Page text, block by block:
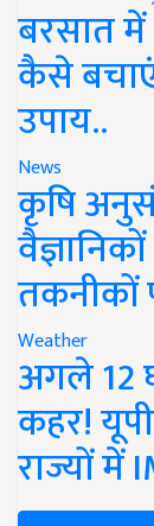
बरसात
कैसे
उपाय..
News
कृषि
तकनीकों
Weather
अगले 12
कहर!
राज्यों